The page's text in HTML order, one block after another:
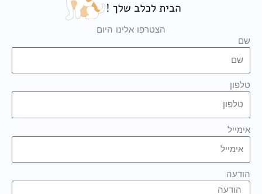
הצטרפו אלינו היום
שם
טלפון
אימייל
הודעה